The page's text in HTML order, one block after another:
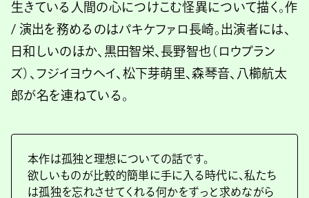
生きている人間の心につけこむ怪異について描く。作
/ 演出を務めるのはパキケファロ長崎。出演者には、
日和しいのほか、黒田智栄、長野智也（ロウプラン
ズ）、フジイヨウヘイ、松下芽萌里、森琴音、八櫛航太
郎が名を連ねている。
本作は孤独と理想についての話です。
欲しいものが比較的簡単に手に入る時代に、私たち
は孤独を忘れさせてくれる何かをずっと求めながら